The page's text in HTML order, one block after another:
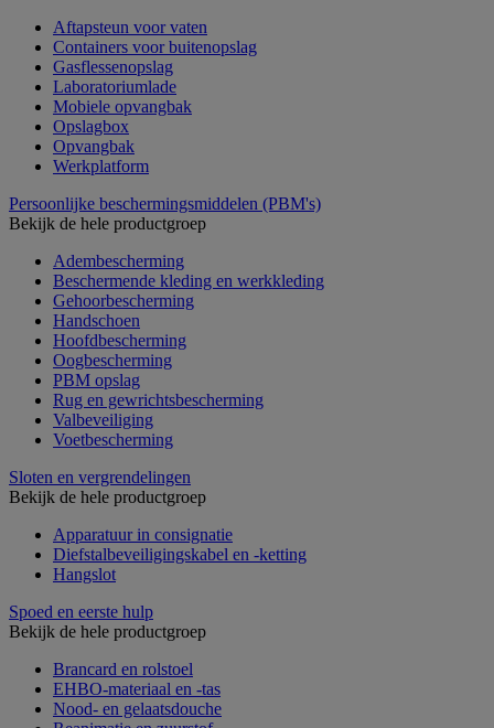
Aftapsteun voor vaten
Containers voor buitenopslag
Gasflessenopslag
Laboratoriumlade
Mobiele opvangbak
Opslagbox
Opvangbak
Werkplatform
Persoonlijke beschermingsmiddelen (PBM's)
Bekijk de hele productgroep
Adembescherming
Beschermende kleding en werkkleding
Gehoorbescherming
Handschoen
Hoofdbescherming
Oogbescherming
PBM opslag
Rug en gewrichtsbescherming
Valbeveiliging
Voetbescherming
Sloten en vergrendelingen
Bekijk de hele productgroep
Apparatuur in consignatie
Diefstalbeveiligingskabel en -ketting
Hangslot
Spoed en eerste hulp
Bekijk de hele productgroep
Brancard en rolstoel
EHBO-materiaal en -tas
Nood- en gelaatsdouche